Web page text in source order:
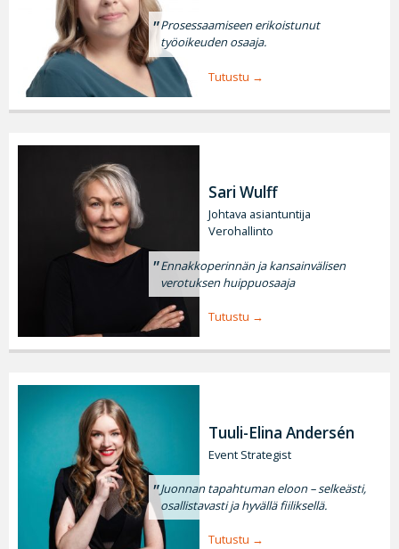
Prosessaamiseen erikoistunut
työoikeuden osaaja.
Tutustu
Sari Wulff
Johtava asiantuntija
Verohallinto
Ennakkoperinnän ja kansainvälisen
verotuksen huippuosaaja
Tutustu
Tuuli-Elina Andersén
Event Strategist
Juonnan tapahtuman eloon – selkeästi,
osallistavasti ja hyvällä fiiliksellä.
Tutustu